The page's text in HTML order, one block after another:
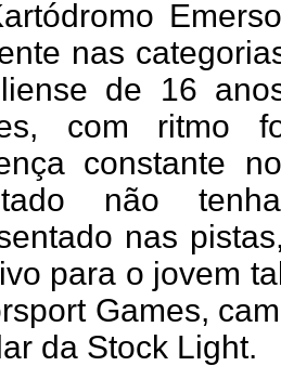
nas
de 16
com ritmo
constante
não
nas
para o jovem
Games,
da Stock Light.